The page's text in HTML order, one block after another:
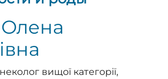
вищої категорії,